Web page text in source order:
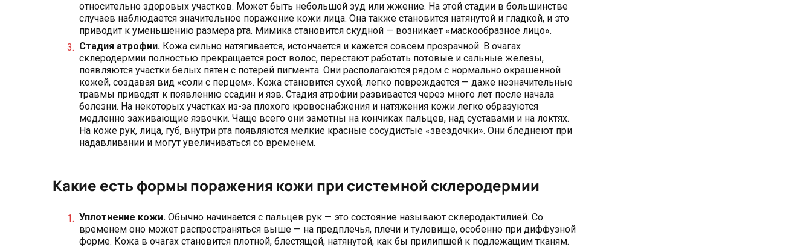
относительно здоровых участков. Может быть небольшой зуд или жжение. На этой стадии в большинстве
случаев наблюдается значительное поражение кожи лица. Она также становится натянутой и гладкой, и это
приводит к уменьшению размера рта. Мимика становится скудной — возникает «маскообразное лицо».
Стадия атрофии. Кожа сильно натягивается, истончается и кажется совсем прозрачной. В очагах
склеродермии полностью прекращается рост волос, перестают работать потовые и сальные железы,
появляются участки белых пятен с потерей пигмента. Они располагаются рядом с нормально окрашенной
кожей, создавая вид «соли с перцем». Кожа становится сухой, легко повреждается — даже незначительные
травмы приводят к появлению ссадин и язв. Стадия атрофии развивается через много лет после начала
болезни. На некоторых участках из-за плохого кровоснабжения и натяжения кожи легко образуются
медленно заживающие язвочки. Чаще всего они заметны на кончиках пальцев, над суставами и на локтях.
На коже рук, лица, губ, внутри рта появляются мелкие красные сосудистые «звездочки». Они бледнеют при
надавливании и могут увеличиваться со временем.
Какие есть формы поражения кожи при системной склеродермии
Уплотнение кожи. Обычно начинается с пальцев рук — это состояние называют склеродактилией. Со
временем оно может распространяться выше — на предплечья, плечи и туловище, особенно при диффузной
форме. Кожа в очагах становится плотной, блестящей, натянутой, как бы прилипшей к подлежащим тканям.